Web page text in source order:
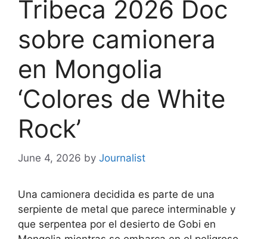
Tribeca 2026 Doc
sobre camionera
en Mongolia
‘Colores de White
Rock’
June 4, 2026 by Journalist
Una camionera decidida es parte de una
serpiente de metal que parece interminable y
que serpentea por el desierto de Gobi en